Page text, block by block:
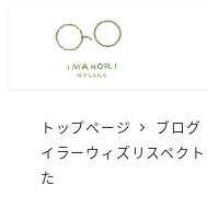
トップページ ブログ
イラーウィズリスペク
た